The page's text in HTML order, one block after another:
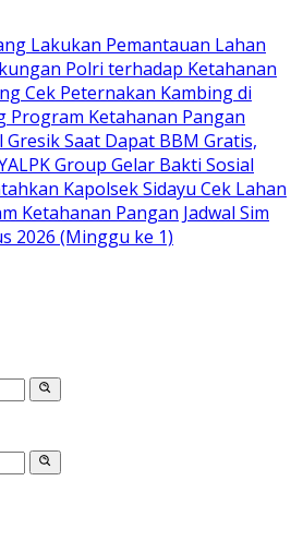
Lakukan Pemantauan Lahan
Polri terhadap Ketahanan
Cek Peternakan Kambing di
Program Ketahanan Pangan
Gresik Saat Dapat BBM Gratis,
Group Gelar Bakti Sosial
Kapolsek Sidayu Cek Lahan
Ketahanan Pangan Jadwal Sim
2026 (Minggu ke 1)